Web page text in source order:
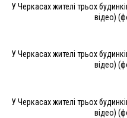
У Черкасах жителі трьох
відео)
У Черкасах жителі трьох
відео)
У Черкасах жителі трьох
відео)